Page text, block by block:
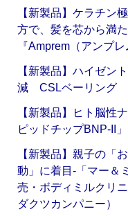
【新製品】ケラチン
方で、髪を芯から満
『Amprem（アンプ
【新製品】ハイゼン
減 CSLベーリング
【新製品】ヒト脳性
ピッドチップBNP-II
【新製品】親子の「
動」に着目‐「マー＆
売・ボディミルクリ
ダクツカンパニー）